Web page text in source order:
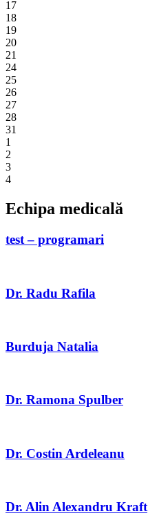
17
18
19
20
21
24
25
26
27
28
31
1
2
3
4
Echipa medicală
test – programari
Dr. Radu Rafila
Burduja Natalia
Dr. Ramona Spulber
Dr. Costin Ardeleanu
Dr. Alin Alexandru Kraft​